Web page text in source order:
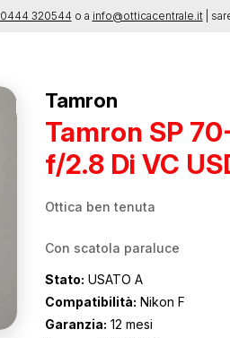
Tamron
Tamron SP
f/2.8 Di VC
Ottica ben tenuta
Con scatola paraluce
Stato: USATO A
Compatibilità: Nikon F
Garanzia: 12 mesi
0444 320544 o a info@otticacentrale.it|